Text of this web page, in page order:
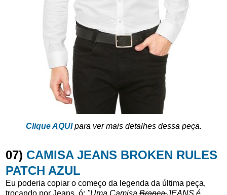
Clique AQUIpara ver mais detalhes dessa peça.
07) CAMISA JEANS BROKEN RULES
PATCH AZUL
Eu poderia copiar o começo da legenda da última peça,
trocando por Jeans, ó: "Uma Camisa BrancaJEANS é